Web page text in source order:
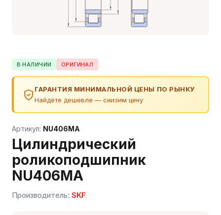
В НАЛИЧИИ ОРИГИНАЛ
ГАРАНТИЯ МИНИМАЛЬНОЙ ЦЕНЫ ПО РЫНКУ
Найдёте дешевле — снизим цену
Артикул: NU406MA
Цилиндрический
роликоподшипник
NU406MA
Производитель: SKF
Сергей — первый в отрасли ИИ-эксперт по